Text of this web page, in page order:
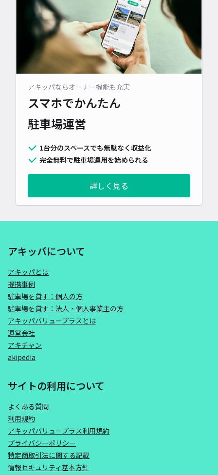
アキッパならオーナー機能も充実
スマホでかんたん
駐車場運営
1台分のスペースでも無駄なく収益化
完全無料で駐車場運用を始められる
詳しく見る
アキッパについて
アキッパとは
提携事例
駐車場を貸す：個人の方
駐車場を貸す：法人・個人事業主の方
アキッパバリュープラスとは
運営会社
アキチャン
akipedia
サイトの利用について
よくある質問
利用規約
アキッパバリュープラス利用規約
プライバシーポリシー
特定商取引法に関する記載
情報セキュリティ基本方針